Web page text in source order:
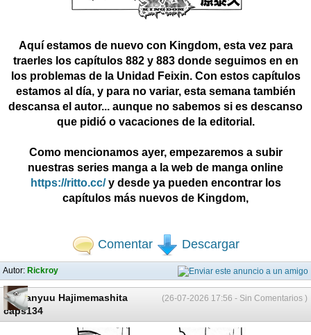
Aquí estamos de nuevo con Kingdom, esta vez para
traerles los capítulos 882 y 883 donde seguimos en en
los problemas de la Unidad Feixin. Con estos capítulos
estamos al día, y para no variar, esta semana también
descansa el autor... aunque no sabemos si es descanso
que pidió o vacaciones de la editorial.
Como mencionamos ayer, empezaremos a subir
nuestras series manga a la web de manga online
https://ritto.cc/y desde ya pueden encontrar los
capítulos más nuevos de Kingdom,
Comentar Descargar
Autor: Rickroy
(26-07-2026 17:56 - Sin Comentarios )
AV Danyuu Hajimemashita
caps134